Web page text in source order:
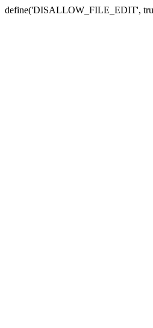
define('DISALLOW_FILE_EDIT',